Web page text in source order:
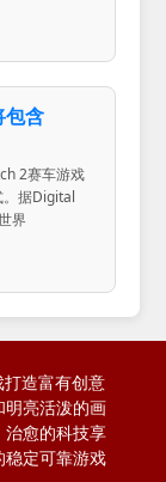
包含
2赛车游戏
。据Digital
界
造富有创意
明亮活泼的画
治愈的科技享
稳定可靠游戏